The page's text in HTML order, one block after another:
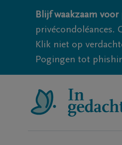
Blijf waakzaam
privécondoléances.
Klik niet op
Pogingen tot